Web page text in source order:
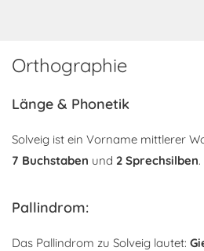
Orthographie
Länge & Phonetik
Solveig ist ein Vorname mittlerer
7 Buchstaben und 2 Sprechsilben.
Pallindrom:
Das Pallindrom zu Solveig lautet: